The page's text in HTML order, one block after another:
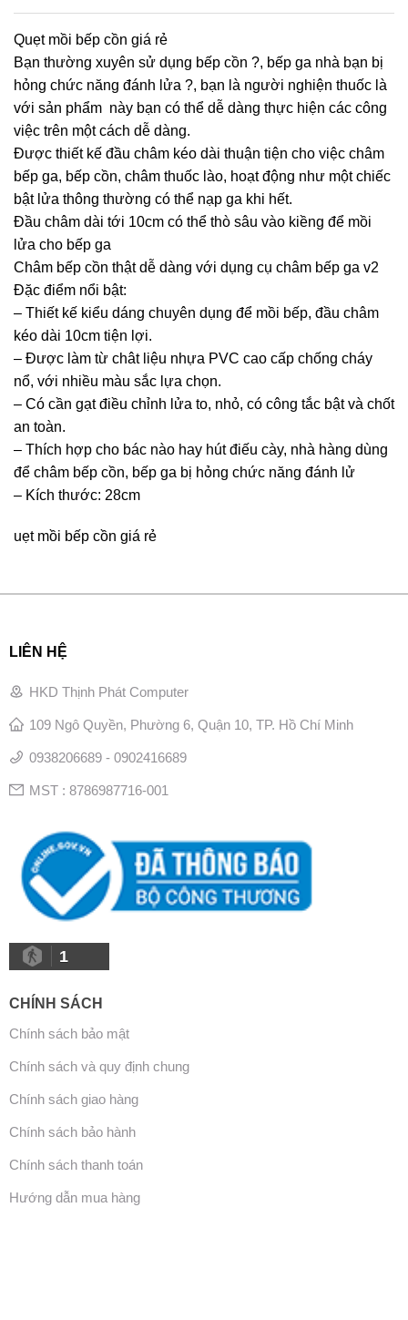
Quẹt mồi bếp cồn giá rẻ
Bạn thường xuyên sử dụng bếp cồn ?, bếp ga nhà bạn bị
hỏng chức năng đánh lửa ?, bạn là người nghiện thuốc là
với sản phẩm này bạn có thể dễ dàng thực hiện các công
việc trên một cách dễ dàng.
Được thiết kế đầu châm kéo dài thuận tiện cho việc châm
bếp ga, bếp cồn, châm thuốc lào, hoạt động như một chiếc
bật lửa thông thường có thể nạp ga khi hết.
Đầu châm dài tới 10cm có thể thò sâu vào kiềng để mồi
lửa cho bếp ga
Châm bếp cồn thật dễ dàng với dụng cụ châm bếp ga v2
Đặc điểm nổi bật:
– Thiết kế kiểu dáng chuyên dụng để mồi bếp, đầu châm
kéo dài 10cm tiện lợi.
– Được làm từ chât liệu nhựa PVC cao cấp chống cháy
nổ, với nhiều màu sắc lựa chọn.
– Có cần gạt điều chỉnh lửa to, nhỏ, có công tắc bật và chốt
an toàn.
– Thích hợp cho bác nào hay hút điếu cày, nhà hàng dùng
để châm bếp cồn, bếp ga bị hỏng chức năng đánh lử
– Kích thước: 28cm
uẹt mồi bếp cồn giá rẻ
LIÊN HỆ
HKD Thịnh Phát Computer
109 Ngô Quyền, Phường 6, Quận 10, TP. Hồ Chí Minh
0938206689 - 0902416689
MST : 8786987716-001
1
CHÍNH SÁCH
Chính sách bảo mật
Chính sách và quy định chung
Chính sách giao hàng
Chính sách bảo hành
Chính sách thanh toán
Hướng dẫn mua hàng